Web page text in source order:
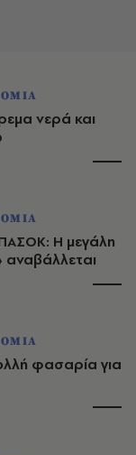
νερά και
Η μεγάλη
αναβάλλεται
φασαρία για